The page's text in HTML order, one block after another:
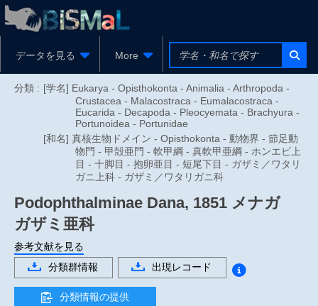
データを見る More
分類 : [学名] Eukarya - Opisthokonta - Animalia - Arthropoda -
Crustacea - Malacostraca - Eumalacostraca -
Eucarida - Decapoda - Pleocyemata - Brachyura -
Portunoidea - Portunidae
[和名] 真核生物ドメイン - Opisthokonta - 動物界 - 節足動
物門 - 甲殻亜門 - 軟甲綱 - 真軟甲亜綱 - ホンエビ上
目 - 十脚目 - 抱卵亜目 - 短尾下目 - ガザミ／ワタリ
ガニ上科 - ガザミ／ワタリガニ科
Podophthalminae Dana, 1851 メナガ
ガザミ亜科
参考文献を見る
分類群情報
出現レコード
分類情報の提供